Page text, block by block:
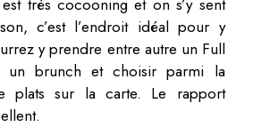
c’est l’endroit idéal pour y
y prendre entre autre un Full
un brunch et choisir parmi la
plats sur la carte. Le rapport